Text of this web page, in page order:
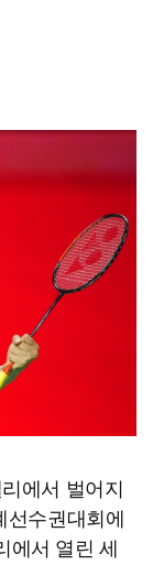
에서 벌어지
선수권대회에
에서 열린 세